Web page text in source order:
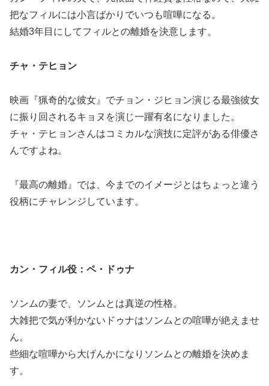
把なフィルには小言ばかりでいつも喧嘩になる。
結婚3年目にしてフィルとの離婚を決意します。
チャ・テヒョン
映画『猟奇的な彼女』でチョン・ジヒョン演じる最強彼女
に振り回されるキョヌを演じ一躍有名になりました。
チャ・テヒョンさんはコミカルな演技に定評がある俳優さ
んですよね。
『最高の離婚』では、今までのイメージとはちょっと違う
役柄にチャレンジしています。
カン・フィル役：ペ・ドゥナ
ソンムの妻で、ソンムとは真逆の性格。
大雑把で気が利かないドゥナはソンムとの喧嘩が絶えませ
ん。
些細な喧嘩から大げんかになりソンムとの離婚を決めま
す。